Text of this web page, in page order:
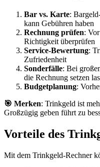
Bar vs. Karte:
kann Gebühren haben
Rechnung prüfen:
Richtigkeit überprüfen
Service-Bewertung:
Zufriedenheit
Sonderfälle: Bei
die Rechnung setzen
Budgetplanung:
🎯 Merken: Trinkgeld ist
Großzügig geben führt zu
Vorteile des
Mit dem Trinkgeld-Rechner